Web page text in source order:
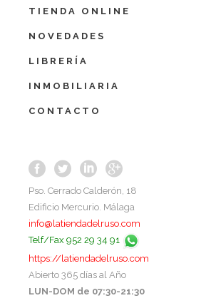
TIENDA ONLINE
NOVEDADES
LIBRERÍA
INMOBILIARIA
CONTACTO
Pso. Cerrado Calderón, 18
Edificio Mercurio. Málaga
info@latiendadelruso.com
Telf/Fax 952 29 34 91
https://latiendadelruso.com
Abierto 365 días al Año
LUN-DOM de 07:30-21:30